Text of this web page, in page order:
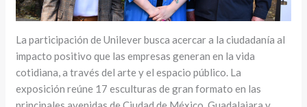
La participación de Unilever busca acercar a la ciudadanía al
impacto positivo que las empresas generan en la vida
cotidiana, a través del arte y el espacio público. La
exposición reúne 17 esculturas de gran formato en las